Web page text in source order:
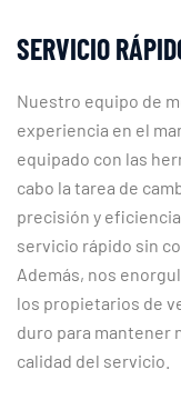
SERVICIO
Nuestro equipo de
experiencia en el
equipado con las
cabo la tarea de
precisión y
servicio rápido sin
Además, nos
los propietarios de
duro para mantener
calidad del servicio.